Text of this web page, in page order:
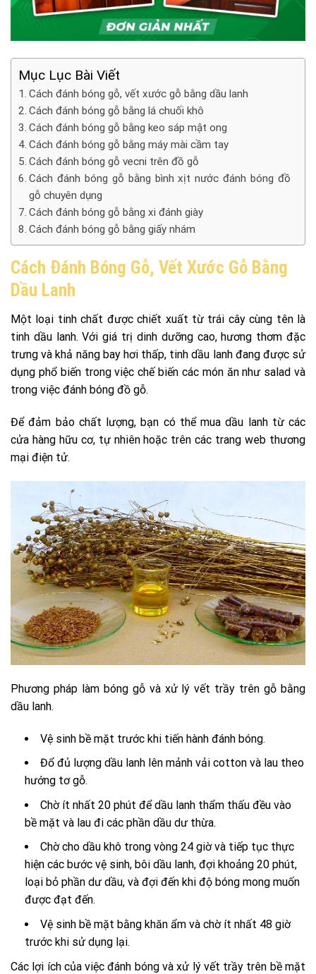
Mục Lục Bài Viết
Cách đánh bóng gỗ, vết xước gỗ bằng dầu lanh
Cách đánh bóng gỗ bằng lá chuối khô
Cách đánh bóng gỗ bằng keo sáp mật ong
Cách đánh bóng gỗ bằng máy mài cầm tay
Cách đánh bóng gỗ vecni trên đồ gỗ
Cách đánh bóng gỗ bằng bình xịt nước đánh bóng đồ
gỗ chuyên dụng
Cách đánh bóng gỗ bằng xi đánh giày
Cách đánh bóng gỗ bằng giấy nhám
Cách Đánh Bóng Gỗ, Vết Xước Gỗ Bằng
Dầu Lanh
Một loại tinh chất được chiết xuất từ trái cây cùng tên là
tinh dầu lanh. Với giá trị dinh dưỡng cao, hương thơm đặc
trưng và khả năng bay hơi thấp, tinh dầu lanh đang được sử
dụng phổ biến trong việc chế biến các món ăn như salad và
trong việc đánh bóng đồ gỗ.
Để đảm bảo chất lượng, bạn có thể mua dầu lanh từ các
cửa hàng hữu cơ, tự nhiên hoặc trên các trang web thương
mại điện tử.
Phương pháp làm bóng gỗ và xử lý vết trầy trên gỗ bằng
dầu lanh.
Vệ sinh bề mặt trước khi tiến hành đánh bóng.
Đổ đủ lượng dầu lanh lên mảnh vải cotton và lau theo
hướng tơ gỗ.
Chờ ít nhất 20 phút để dầu lanh thẩm thấu đều vào
bề mặt và lau đi các phần dầu dư thừa.
Chờ cho dầu khô trong vòng 24 giờ và tiếp tục thực
hiện các bước vệ sinh, bôi dầu lanh, đợi khoảng 20 phút,
loại bỏ phần dư dầu, và đợi đến khi độ bóng mong muốn
được đạt đến.
Vệ sinh bề mặt bằng khăn ẩm và chờ ít nhất 48 giờ
trước khi sử dụng lại.
Các lợi ích của việc đánh bóng và xử lý vết trầy trên bề mặt